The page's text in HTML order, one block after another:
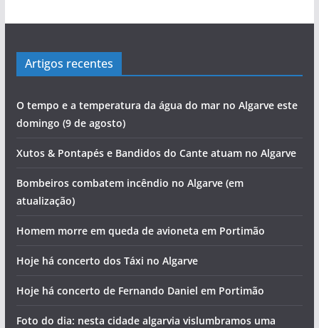
Artigos recentes
O tempo e a temperatura da água do mar no Algarve este
domingo (9 de agosto)
Xutos & Pontapés e Bandidos do Cante atuam no Algarve
Bombeiros combatem incêndio no Algarve (em
atualização)
Homem morre em queda de avioneta em Portimão
Hoje há concerto dos Táxi no Algarve
Hoje há concerto de Fernando Daniel em Portimão
Foto do dia: nesta cidade algarvia vislumbramos uma